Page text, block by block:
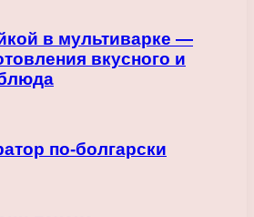
в мультиварке —
вкусного и
по-болгарски